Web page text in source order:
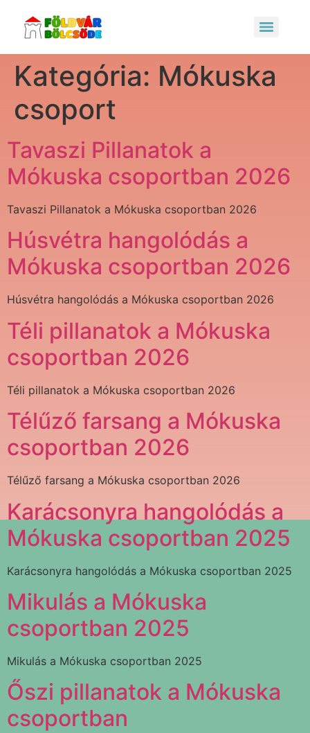
Kategória: Mókuska
csoport
Tavaszi Pillanatok a
Mókuska csoportban 2026
Tavaszi Pillanatok a Mókuska csoportban 2026
Húsvétra hangolódás a
Mókuska csoportban 2026
Húsvétra hangolódás a Mókuska csoportban 2026
Téli pillanatok a Mókuska
csoportban 2026
Téli pillanatok a Mókuska csoportban 2026
Télűző farsang a Mókuska
csoportban 2026
Télűző farsang a Mókuska csoportban 2026
Karácsonyra hangolódás a
Mókuska csoportban 2025
Karácsonyra hangolódás a Mókuska csoportban 2025
Mikulás a Mókuska
csoportban 2025
Mikulás a Mókuska csoportban 2025
Őszi pillanatok a Mókuska
csoportban